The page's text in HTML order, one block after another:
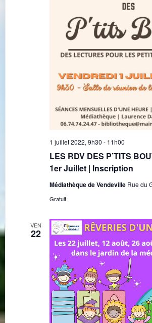
LES RDV DES P’TITS
1er Juillet | Inscription
1 juillet 2022, 9h30 - 11h00
Médiathèque de Vendeville Rue du
Gratuit
VEN
22